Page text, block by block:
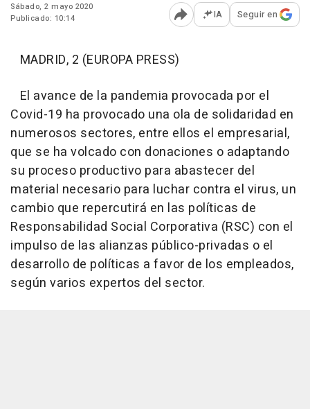
Sábado, 2 mayo 2020
Publicado: 10:14
Abrir opciones para
IA Seguir en
MADRID, 2 (EUROPA PRESS)
El avance de la pandemia provocada por el
Covid-19 ha provocado una ola de solidaridad en
numerosos sectores, entre ellos el empresarial,
que se ha volcado con donaciones o adaptando
su proceso productivo para abastecer del
material necesario para luchar contra el virus, un
cambio que repercutirá en las políticas de
Responsabilidad Social Corporativa (RSC) con el
impulso de las alianzas público-privadas o el
desarrollo de políticas a favor de los empleados,
según varios expertos del sector.